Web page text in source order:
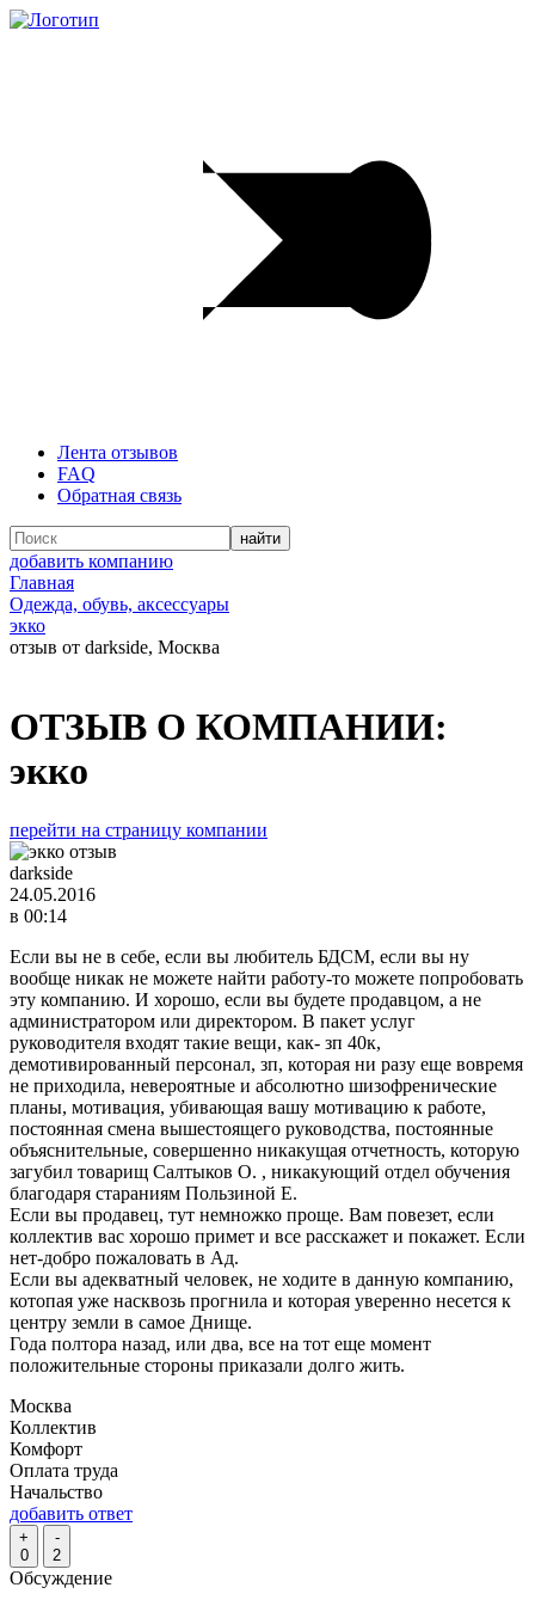
Лента отзывов
FAQ
Обратная связь
добавить компанию
Главная
Одежда, обувь, аксессуары
экко
отзыв от darkside, Москва
ОТЗЫВ О КОМПАНИИ:
экко
перейти на страницу компании
darkside
24.05.2016
в 00:14
Если вы не в себе, если вы любитель БДСМ, если вы ну
вообще никак не можете найти работу-то можете попробовать
эту компанию. И хорошо, если вы будете продавцом, а не
администратором или директором. В пакет услуг
руководителя входят такие вещи, как- зп 40к,
демотивированный персонал, зп, которая ни разу еще вовремя
не приходила, невероятные и абсолютно шизофренические
планы, мотивация, убивающая вашу мотивацию к работе,
постоянная смена вышестоящего руководства, постоянные
объяснительные, совершенно никакущая отчетность, которую
загубил товарищ Салтыков О. , никакующий отдел обучения
благодаря стараниям Пользиной Е.
Если вы продавец, тут немножко проще. Вам повезет, если
коллектив вас хорошо примет и все расскажет и покажет. Если
нет-добро пожаловать в Ад.
Если вы адекватный человек, не ходите в данную компанию,
котопая уже насквозь прогнила и которая уверенно несется к
центру земли в самое Днище.
Года полтора назад, или два, все на тот еще момент
положительные стороны приказали долго жить.
Москва
Коллектив
Комфорт
Оплата труда
Начальство
добавить ответ
+
0
-
2
Обсуждение